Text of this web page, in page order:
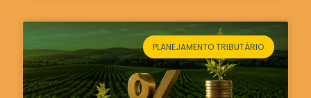
PLANEJAMENTO TRIBUTÁRIO